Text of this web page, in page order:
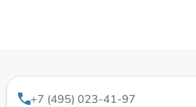
+7 (495) 023-41-97